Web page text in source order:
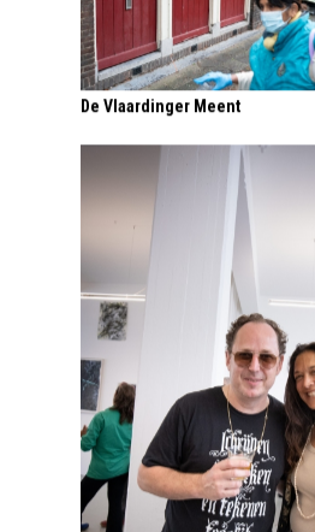
De Vlaardinger Meent